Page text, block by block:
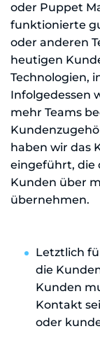
oder Puppet
funktionierte
oder anderen
heutigen
Technologien,
Infolgedessen
mehr Teams
haben wir das
eingeführt, die
Kunden über
übernehmen.
Letztlich
die
Kunden
Kontakt
oder